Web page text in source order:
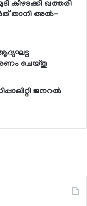
കീഴടക്കി ഖത്തരി
താനി അല്‍-
ചെയ്തു
ജനറല്‍